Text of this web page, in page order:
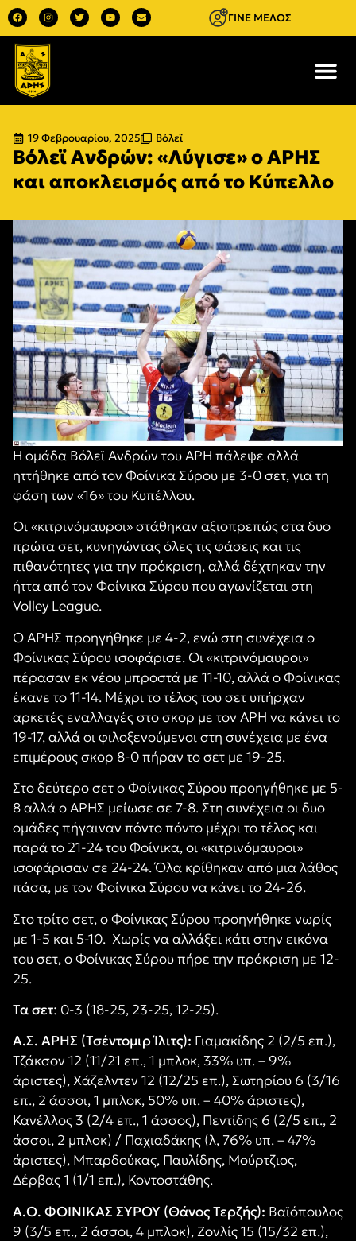
ΓΙΝΕ ΜΕΛΟΣ
19 Φεβρουαρίου, 2025 Βόλεϊ
Βόλεϊ Ανδρών: «Λύγισε» ο ΑΡΗΣ
και αποκλεισμός από το Κύπελλο
Η ομάδα Βόλεϊ Ανδρών του ΑΡΗ πάλεψε αλλά
ηττήθηκε από τον Φοίνικα Σύρου με 3-0 σετ, για τη
φάση των «16» του Κυπέλλου.
Οι «κιτρινόμαυροι» στάθηκαν αξιοπρεπώς στα δυο
πρώτα σετ, κυνηγώντας όλες τις φάσεις και τις
πιθανότητες για την πρόκριση, αλλά δέχτηκαν την
ήττα από τον Φοίνικα Σύρου που αγωνίζεται στη
Volley League.
Ο ΑΡΗΣ προηγήθηκε με 4-2, ενώ στη συνέχεια ο
Φοίνικας Σύρου ισοφάρισε. Οι «κιτρινόμαυροι»
πέρασαν εκ νέου μπροστά με 11-10, αλλά ο Φοίνικας
έκανε το 11-14. Μέχρι το τέλος του σετ υπήρχαν
αρκετές εναλλαγές στο σκορ με τον ΑΡΗ να κάνει το
19-17, αλλά οι φιλοξενούμενοι στη συνέχεια με ένα
επιμέρους σκορ 8-0 πήραν το σετ με 19-25.
Στο δεύτερο σετ ο Φοίνικας Σύρου προηγήθηκε με 5-
8 αλλά ο ΑΡΗΣ μείωσε σε 7-8. Στη συνέχεια οι δυο
ομάδες πήγαιναν πόντο πόντο μέχρι το τέλος και
παρά το 21-24 του Φοίνικα, οι «κιτρινόμαυροι»
ισοφάρισαν σε 24-24. Όλα κρίθηκαν από μια λάθος
πάσα, με τον Φοίνικα Σύρου να κάνει το 24-26.
Στο τρίτο σετ, ο Φοίνικας Σύρου προηγήθηκε νωρίς
με 1-5 και 5-10. Χωρίς να αλλάξει κάτι στην εικόνα
του σετ, ο Φοίνικας Σύρου πήρε την πρόκριση με 12-
25.
Τα σετ: 0-3 (18-25, 23-25, 12-25).
Α.Σ. ΑΡΗΣ (Τσέντομιρ Ίλιτς): Γιαμακίδης 2 (2/5 επ.),
Τζάκσον 12 (11/21 επ., 1 μπλοκ, 33% υπ. – 9%
άριστες), Χάζελντεν 12 (12/25 επ.), Σωτηρίου 6 (3/16
επ., 2 άσσοι, 1 μπλοκ, 50% υπ. – 40% άριστες),
Κανέλλος 3 (2/4 επ., 1 άσσος), Πεντίδης 6 (2/5 επ., 2
άσσοι, 2 μπλοκ) / Παχιαδάκης (λ, 76% υπ. – 47%
άριστες), Μπαρδούκας, Παυλίδης, Μούρτζιος,
Δέρβας 1 (1/1 επ.), Κοντοστάθης.
Α.Ο. ΦΟΙΝΙΚΑΣ ΣΥΡΟΥ (Θάνος Τερζής): Βαϊόπουλος
9 (3/5 επ., 2 άσσοι, 4 μπλοκ), Ζονλίς 15 (15/32 επ.),